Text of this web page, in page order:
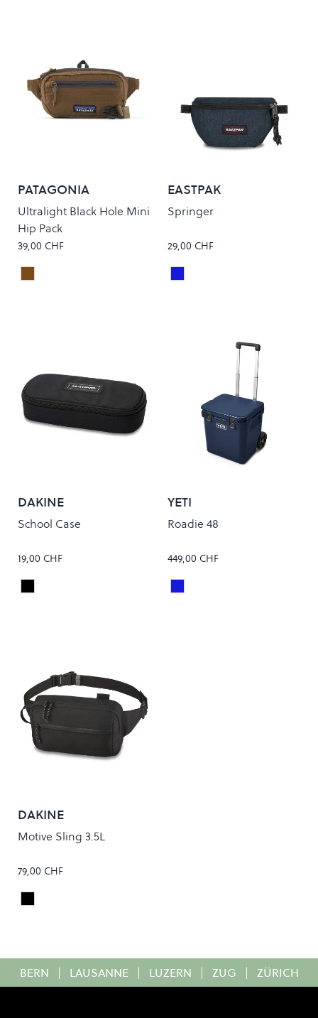
PATAGONIA
Ultralight Black Hole Mini
Hip Pack
39,00 CHF
Colour
Coriander Brown
EASTPAK
Springer
29,00 CHF
Colour
Triple Denim
DAKINE
School Case
19,00 CHF
Colour
Black
YETI
Roadie 48
449,00 CHF
Colour
Navy
DAKINE
Motive Sling 3.5L
79,00 CHF
Colour
BLACK BALLISTIC
BERN | LAUSANNE | LUZERN | ZUG | ZÜRICH